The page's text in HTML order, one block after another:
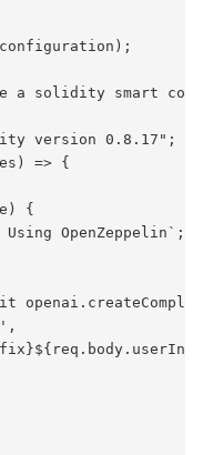
a solidity smart
version 0.8.17";
=> {
{
OpenZeppelin`;